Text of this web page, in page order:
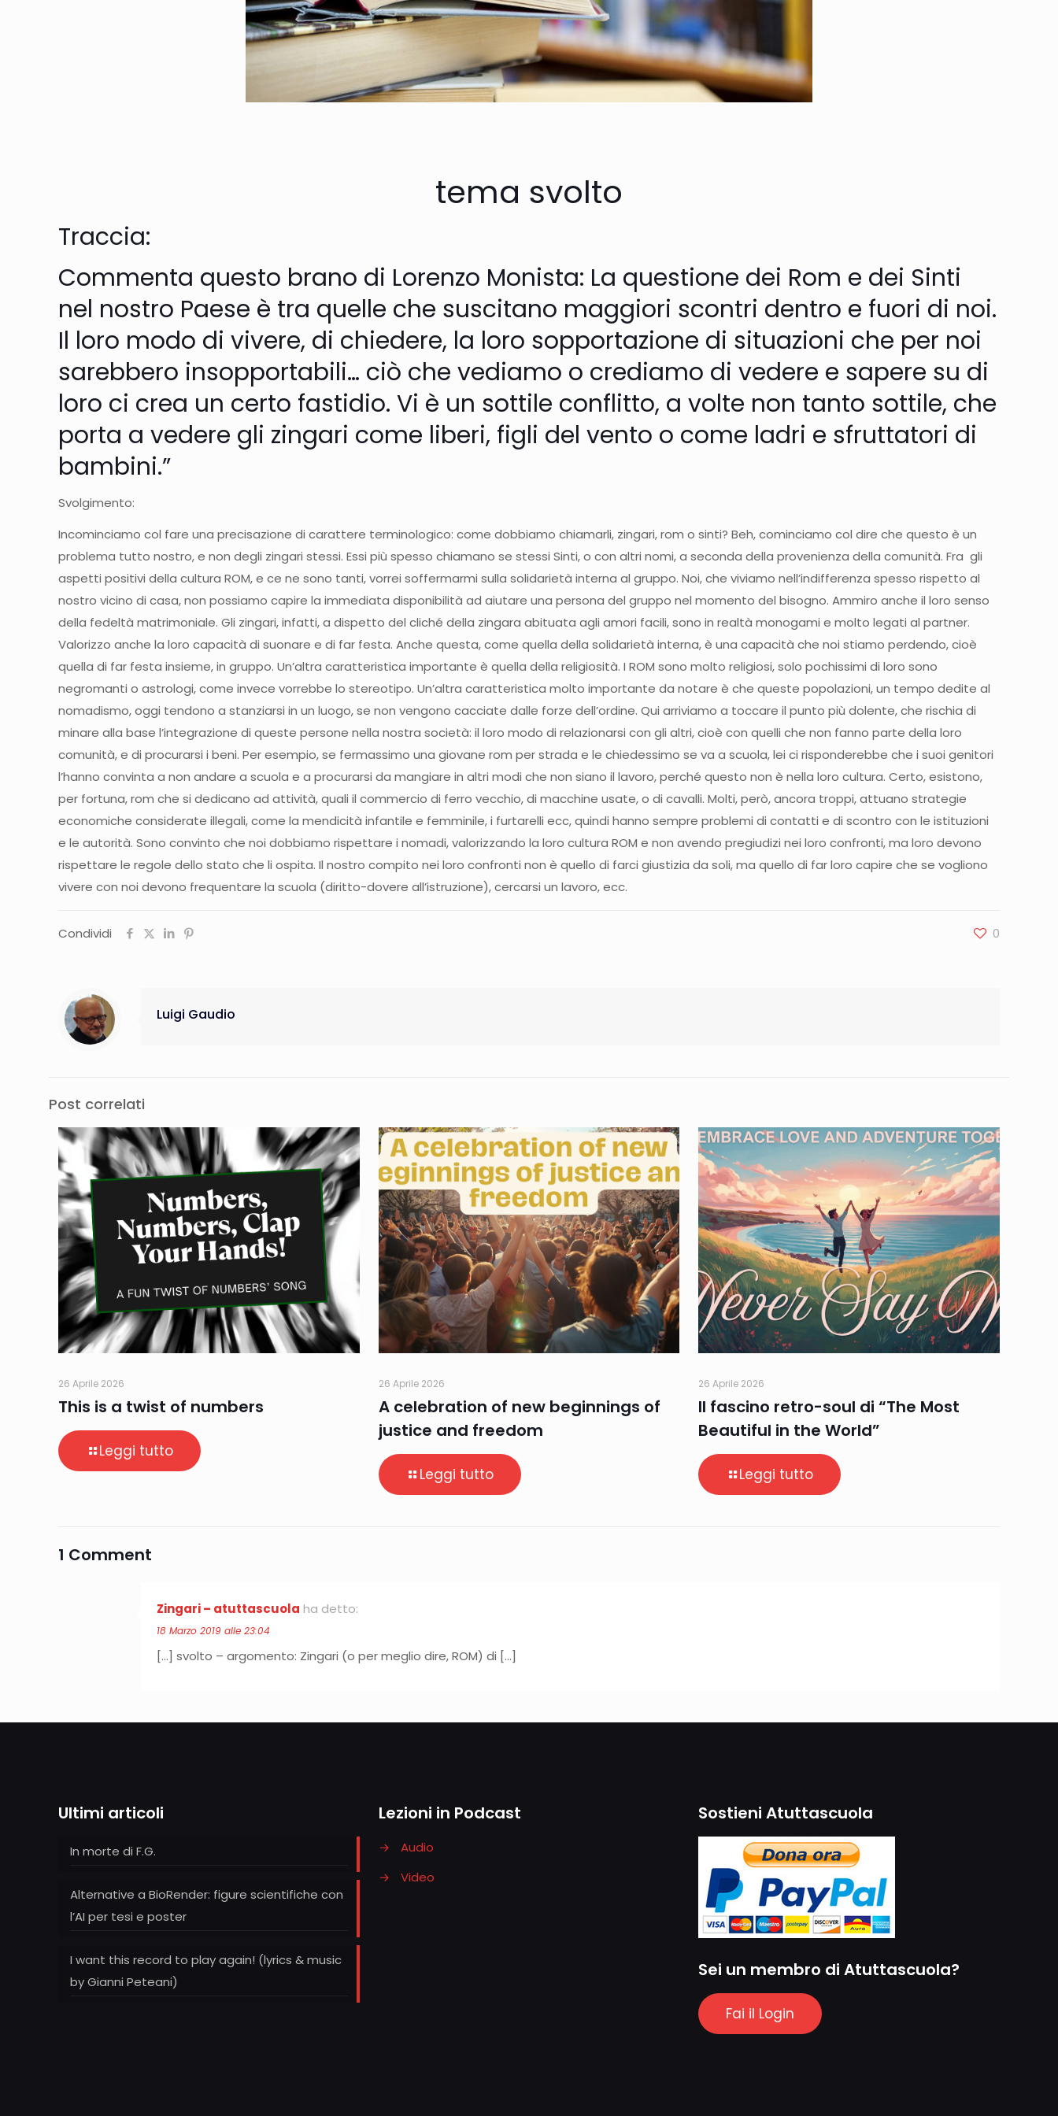
tema svolto
Traccia:
Commenta questo brano di Lorenzo Monista: La questione dei Rom e dei Sinti
nel nostro Paese è tra quelle che suscitano maggiori scontri dentro e fuori di noi.
Il loro modo di vivere, di chiedere, la loro sopportazione di situazioni che per noi
sarebbero insopportabili… ciò che vediamo o crediamo di vedere e sapere su di
loro ci crea un certo fastidio. Vi è un sottile conflitto, a volte non tanto sottile, che
porta a vedere gli zingari come liberi, figli del vento o come ladri e sfruttatori di
bambini.”
Svolgimento:
Incominciamo col fare una precisazione di carattere terminologico: come dobbiamo chiamarli, zingari, rom o sinti? Beh, cominciamo col dire che questo è un
problema tutto nostro, e non degli zingari stessi. Essi più spesso chiamano se stessi Sinti, o con altri nomi, a seconda della provenienza della comunità. Fra gli
aspetti positivi della cultura ROM, e ce ne sono tanti, vorrei soffermarmi sulla solidarietà interna al gruppo. Noi, che viviamo nell’indifferenza spesso rispetto al
nostro vicino di casa, non possiamo capire la immediata disponibilità ad aiutare una persona del gruppo nel momento del bisogno. Ammiro anche il loro senso
della fedeltà matrimoniale. Gli zingari, infatti, a dispetto del cliché della zingara abituata agli amori facili, sono in realtà monogami e molto legati al partner.
Valorizzo anche la loro capacità di suonare e di far festa. Anche questa, come quella della solidarietà interna, è una capacità che noi stiamo perdendo, cioè
quella di far festa insieme, in gruppo. Un’altra caratteristica importante è quella della religiosità. I ROM sono molto religiosi, solo pochissimi di loro sono
negromanti o astrologi, come invece vorrebbe lo stereotipo. Un’altra caratteristica molto importante da notare è che queste popolazioni, un tempo dedite al
nomadismo, oggi tendono a stanziarsi in un luogo, se non vengono cacciate dalle forze dell’ordine. Qui arriviamo a toccare il punto più dolente, che rischia di
minare alla base l’integrazione di queste persone nella nostra società: il loro modo di relazionarsi con gli altri, cioè con quelli che non fanno parte della loro
comunità, e di procurarsi i beni. Per esempio, se fermassimo una giovane rom per strada e le chiedessimo se va a scuola, lei ci risponderebbe che i suoi genitori
l’hanno convinta a non andare a scuola e a procurarsi da mangiare in altri modi che non siano il lavoro, perché questo non è nella loro cultura. Certo, esistono,
per fortuna, rom che si dedicano ad attività, quali il commercio di ferro vecchio, di macchine usate, o di cavalli. Molti, però, ancora troppi, attuano strategie
economiche considerate illegali, come la mendicità infantile e femminile, i furtarelli ecc, quindi hanno sempre problemi di contatti e di scontro con le istituzioni
e le autorità. Sono convinto che noi dobbiamo rispettare i nomadi, valorizzando la loro cultura ROM e non avendo pregiudizi nei loro confronti, ma loro devono
rispettare le regole dello stato che li ospita. Il nostro compito nei loro confronti non è quello di farci giustizia da soli, ma quello di far loro capire che se vogliono
vivere con noi devono frequentare la scuola (diritto-dovere all’istruzione), cercarsi un lavoro, ecc.
Condividi 0
Luigi Gaudio
Post correlati
26 Aprile 2026
This is a twist of numbers
Leggi tutto
26 Aprile 2026
A celebration of new beginnings of
justice and freedom
Leggi tutto
26 Aprile 2026
Il fascino retro-soul di “The Most
Beautiful in the World”
Leggi tutto
1 Comment
Zingari – atuttascuola ha detto:
18 Marzo 2019 alle 23:04
[…] svolto – argomento: Zingari (o per meglio dire, ROM) di […]
Ultimi articoli
In morte di F.G.
Alternative a BioRender: figure scientifiche con
l’AI per tesi e poster
I want this record to play again! (lyrics & music
by Gianni Peteani)
Lezioni in Podcast
→
Audio
→
Video
Sostieni Atuttascuola
Sei un membro di Atuttascuola?
Fai il Login